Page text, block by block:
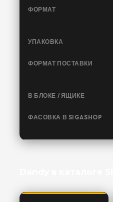
ФОРМАТ
УПАКОВКА
ФОРМАТ ПОСТАВКИ
В БЛОКЕ / ЯЩИКЕ
ФАСОВКА В SIGASHOP